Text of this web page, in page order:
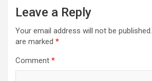
Leave a Reply
Your email address will not be published.
are marked *
Comment *